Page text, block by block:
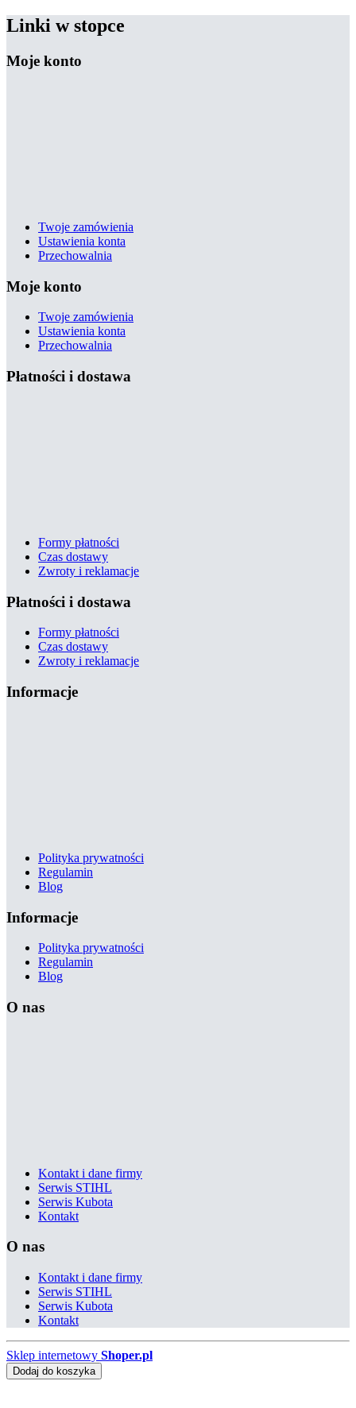
Linki w stopce
Moje konto
Twoje zamówienia
Ustawienia konta
Przechowalnia
Moje konto
Twoje zamówienia
Ustawienia konta
Przechowalnia
Płatności i dostawa
Formy płatności
Czas dostawy
Zwroty i reklamacje
Płatności i dostawa
Formy płatności
Czas dostawy
Zwroty i reklamacje
Informacje
Polityka prywatności
Regulamin
Blog
Informacje
Polityka prywatności
Regulamin
Blog
O nas
Kontakt i dane firmy
Serwis STIHL
Serwis Kubota
Kontakt
O nas
Kontakt i dane firmy
Serwis STIHL
Serwis Kubota
Kontakt
Sklep internetowy Shoper.pl
Dodaj do koszyka